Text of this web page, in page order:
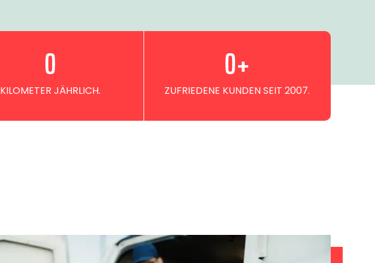
KILOMETER JÄHRLICH.
0
ZUFRIEDENE KUNDEN SEIT 2007.
0+